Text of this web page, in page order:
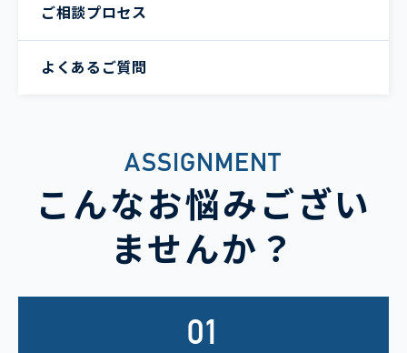
ご相談プロセス
よくあるご質問
ASSIGNMENT
こんなお悩みござい
ませんか？